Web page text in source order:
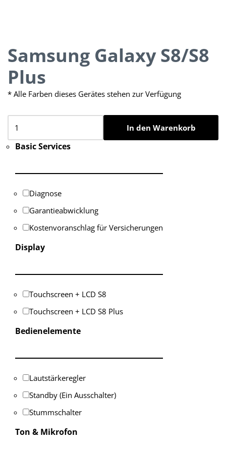
Samsung Galaxy S8/S8
Plus
* Alle Farben dieses Gerätes stehen zur Verfügung
In den Warenkorb
Basic Services
Diagnose
Garantieabwicklung
Kostenvoranschlag für Versicherungen
Display
Touchscreen + LCD S8
Touchscreen + LCD S8 Plus
Bedienelemente
Lautstärkeregler
Standby (Ein Ausschalter)
Stummschalter
Ton & Mikrofon